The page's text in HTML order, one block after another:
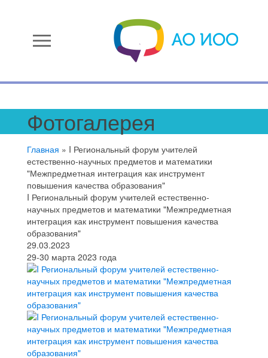
menu
Фотогалерея
Главная » I Региональный форум учителей
естественно-научных предметов и математики
"Межпредметная интеграция как инструмент
повышения качества образования"
I Региональный форум учителей естественно-
научных предметов и математики "Межпредметная
интеграция как инструмент повышения качества
образования"
29.03.2023
29-30 марта 2023 года